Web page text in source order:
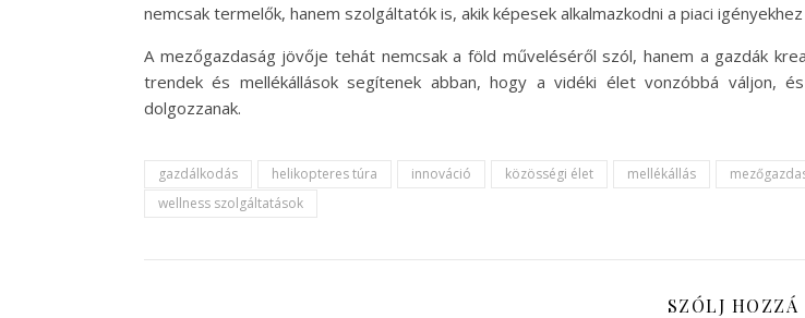
nemcsak termelők, hanem szolgáltatók is, akik képesek alkalmazkodni a piaci
A mezőgazdaság jövője tehát nemcsak a föld műveléséről szól, hanem a gazdák
trendek és mellékállások segítenek abban, hogy a vidéki élet vonzóbbá váljon,
dolgozzanak.
gazdálkodás helikopteres túra innováció közösségi élet mellékállás
wellness szolgáltatások
SZÓLJ HOZZÁ